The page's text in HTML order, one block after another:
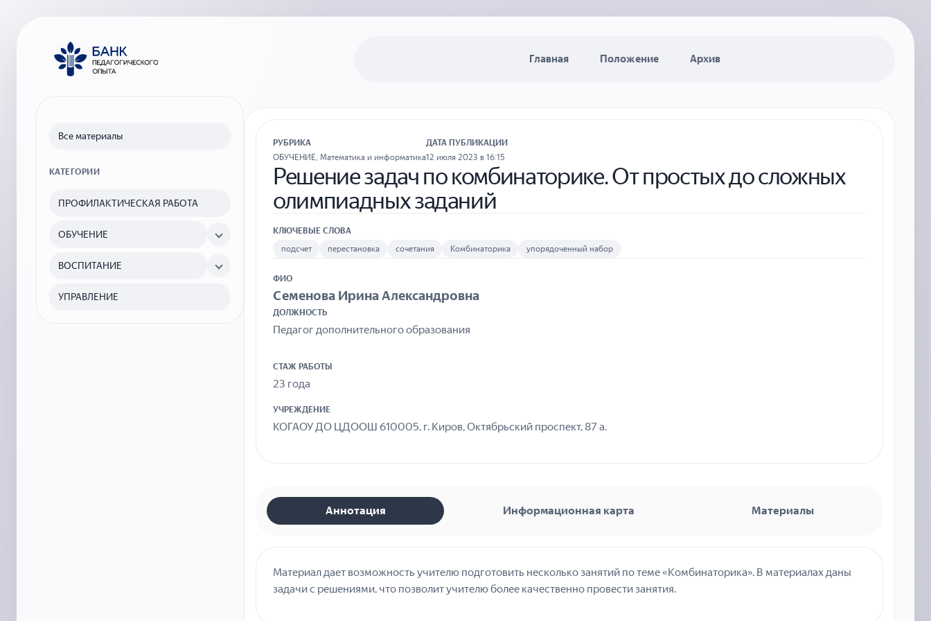
Главная Положение Архив
Все материалы
КАТЕГОРИИ
ПРОФИЛАКТИЧЕСКАЯ РАБОТА
ОБУЧЕНИЕ
ВОСПИТАНИЕ
УПРАВЛЕНИЕ
ФИО
Семенова Ирина Александровна
ДОЛЖНОСТЬ
Педагог дополнительного образования
СТАЖ РАБОТЫ
23 года
УЧРЕЖДЕНИЕ
КОГАОУ ДО ЦДООШ 610005, г. Киров, Октябрьский проспект, 87 а.
РУБРИКА
ОБУЧЕНИЕ Математика и информатика
ДАТА ПУБЛИКАЦИИ
12 июля 2023 в 16:15
Решение задач по комбинаторике. От простых до сложных
олимпиадных заданий
КЛЮЧЕВЫЕ СЛОВА
подсчет
перестановка сочетания Комбинаторика упорядоченный набор
Аннотация Информационная карта Материалы
Материал дает возможность учителю подготовить несколько занятий по теме «Комбинаторика». В материалах даны
задачи с решениями, что позволит учителю более качественно провести занятия.